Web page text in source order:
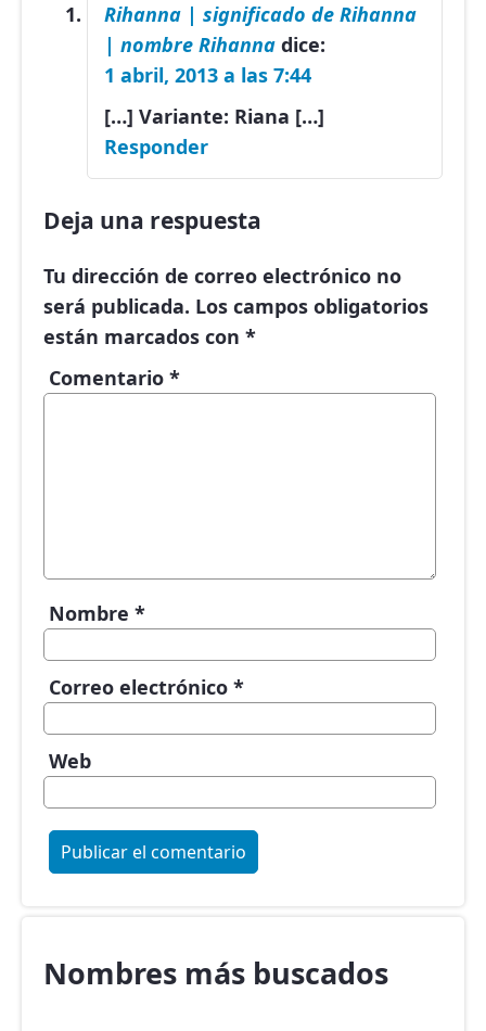
Rihanna | significado de Rihanna
| nombre Rihanna dice:
1 abril, 2013 a las 7:44
[…] Variante: Riana […]
Responder
Deja una respuesta
Tu dirección de correo electrónico no
será publicada. Los campos obligatorios
están marcados con *
Comentario *
Nombre *
Correo electrónico *
Web
Nombres más buscados